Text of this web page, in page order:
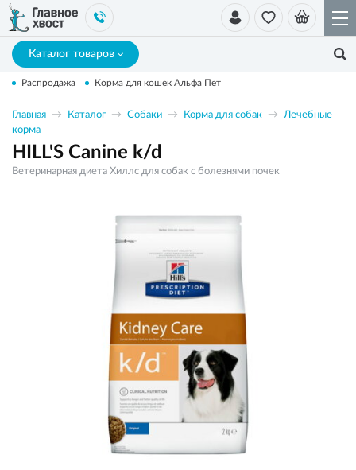
Каталог товаров
Распродажа Корма для кошек Альфа Пет
Главная Каталог Собаки Корма для собак
Лечебные
корма
HILL'S Canine k/d
Ветеринарная диета Хиллс для собак с болезнями почек